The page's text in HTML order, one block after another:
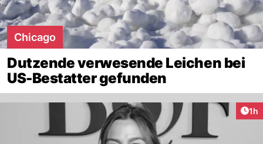
Chicago
Dutzende verwesende Leichen bei
US-Bestatter gefunden
1h